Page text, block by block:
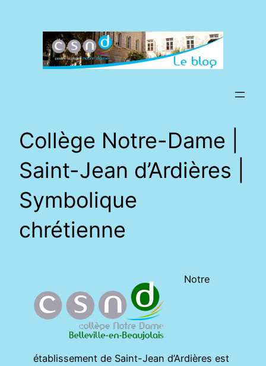
Collège Notre-Dame |
Saint-Jean d’Ardières |
Symbolique
chrétienne
Notre
établissement de Saint-Jean d’Ardières est